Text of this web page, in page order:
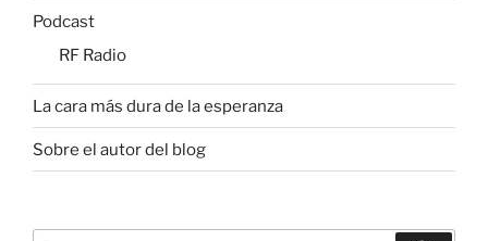
Podcast
RF Radio
La cara más dura de la esperanza
Sobre el autor del blog